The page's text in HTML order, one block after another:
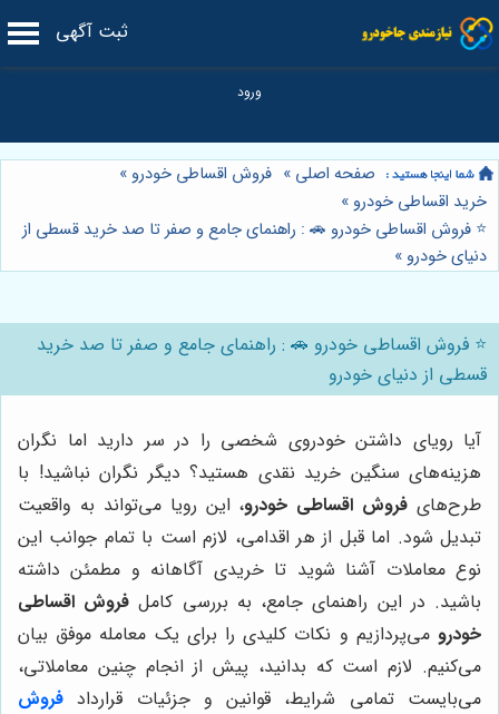
ثبت آگهی
صفحه اصلی » فروش اقساطی خودرو »
خرید اقساطی خودرو »
⭐️ فروش اقساطی خودرو 🚗 : راهنمای جامع و صفر تا صد خرید قسطی از
دنیای خودرو »
⭐️ فروش اقساطی خودرو 🚗 : راهنمای جامع و صفر تا صد خرید
قسطی از دنیای خودرو
آیا رویای داشتن خودروی شخصی را در سر دارید اما نگران
هزینه‌های سنگین خرید نقدی هستید؟ دیگر نگران نباشید! با
طرح‌های فروش اقساطی خودرو، این رویا می‌تواند به واقعیت
تبدیل شود. اما قبل از هر اقدامی، لازم است با تمام جوانب این
نوع معاملات آشنا شوید تا خریدی آگاهانه و مطمئن داشته
باشید. در این راهنمای جامع، به بررسی کامل فروش اقساطی
خودرو می‌پردازیم و نکات کلیدی را برای یک معامله موفق بیان
می‌کنیم. لازم است که بدانید، پیش از انجام چنین معاملاتی،
می‌بایست تمامی شرایط، قوانین و جزئیات قرارداد فروش